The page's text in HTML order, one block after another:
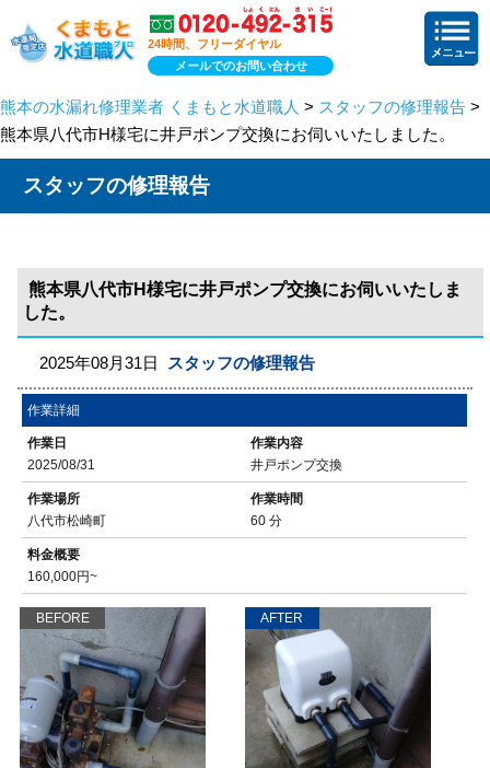
24時間、フリーダイヤル
メールでのお問い合わせ
熊本の水漏れ修理業者 くまもと水道職人 > スタッフの修理報告 >
熊本県八代市H様宅に井戸ポンプ交換にお伺いいたしました。
スタッフの修理報告
熊本県八代市H様宅に井戸ポンプ交換にお伺いいたしま
した。
2025年08月31日 スタッフの修理報告
作業詳細
作業日
2025/08/31
作業内容
井戸ポンプ交換
作業場所
八代市松崎町
作業時間
60 分
料金概要
160,000円~
BEFORE AFTER